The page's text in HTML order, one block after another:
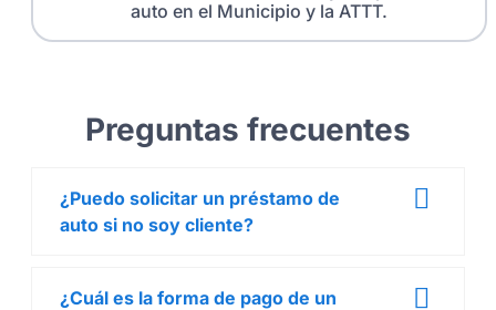
auto en el Municipio y la ATTT.
Preguntas frecuentes
¿Puedo solicitar un préstamo de
auto si no soy cliente?
¿Cuál es la forma de pago de un